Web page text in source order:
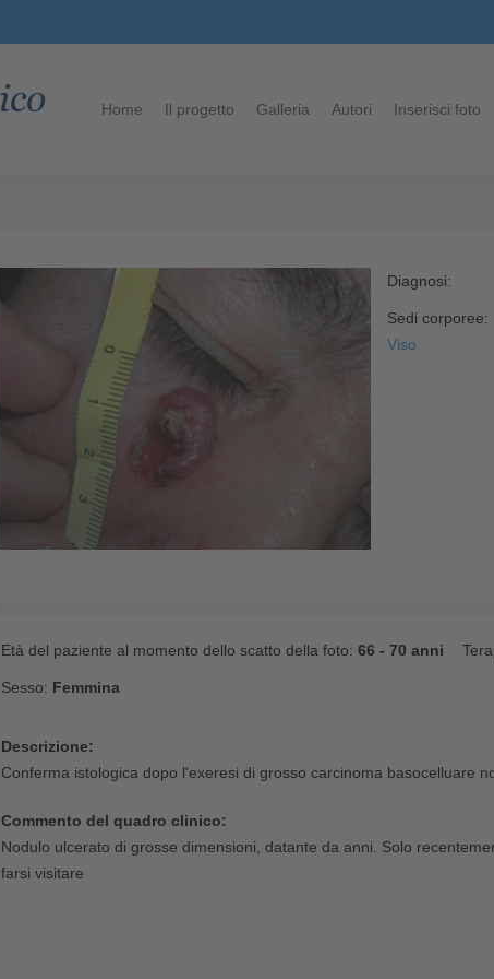
Home Il progetto Galleria Autori Inserisci foto
Diagnosi:
Sedi corporee:
Viso
Età del paziente al momento dello scatto della foto: 66 - 70 anni
Sesso: Femmina
Descrizione:
Conferma istologica dopo l'exeresi di grosso carcinoma basocelluare
Commento del quadro clinico:
Nodulo ulcerato di grosse dimensioni, datante da anni. Solo
farsi visitare